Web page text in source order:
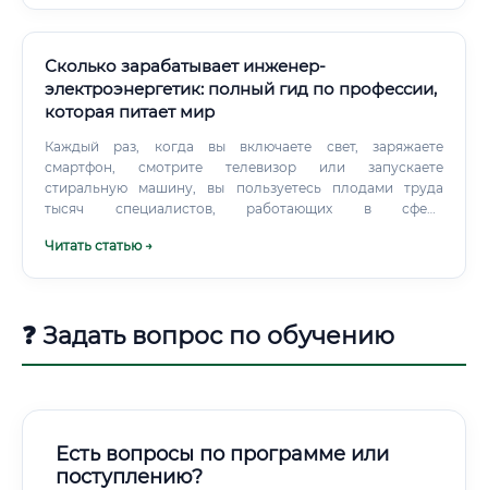
Сколько зарабатывает инженер-
электроэнергетик: полный гид по профессии,
которая питает мир
Каждый раз, когда вы включаете свет, заряжаете
смартфон, смотрите телевизор или запускаете
стиральную машину, вы пользуетесь плодами труда
тысяч специалистов, работающих в сфере
жизненно важный фундамент современной цивилизации.
Читать статью →
❓ Задать вопрос по обучению
Есть вопросы по программе или
поступлению?